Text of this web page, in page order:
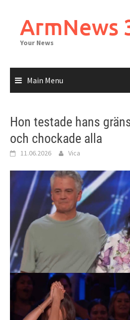
contentArmNews
Your News
Main Menu
Hon testade hans
och chockade alla
11.06.2026 Vica